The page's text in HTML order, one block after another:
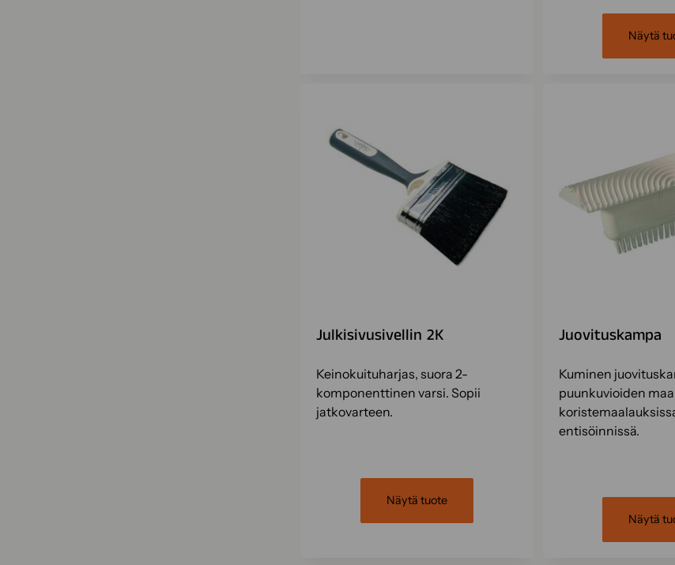
Näytä
Julkisivusivellin 2K
Keinokuituharjas, suora 2-
komponenttinen varsi. Sopii
jatkovarteen.
Näytä tuote
Juovituskampa
Kuminen
puunkuvioiden
entisöinnissä.
Näytä